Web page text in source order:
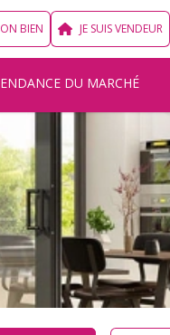
BIEN JE SUIS VENDEUR
DU MARCHÉ